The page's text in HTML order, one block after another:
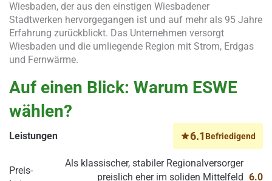
Wiesbaden, der aus den einstigen Wiesbadener
Stadtwerken hervorgegangen ist und auf mehr als 95 Jahre
Erfahrung zurückblickt. Das Unternehmen versorgt
Wiesbaden und die umliegende Region mit Strom, Erdgas
und Fernwärme.
Auf einen Blick: Warum ESWE
wählen?
Leistungen 6.1 Befriedigend
Preis-
Als klassischer, stabiler Regionalversorger
preislich eher im soliden Mittelfeld 6.0